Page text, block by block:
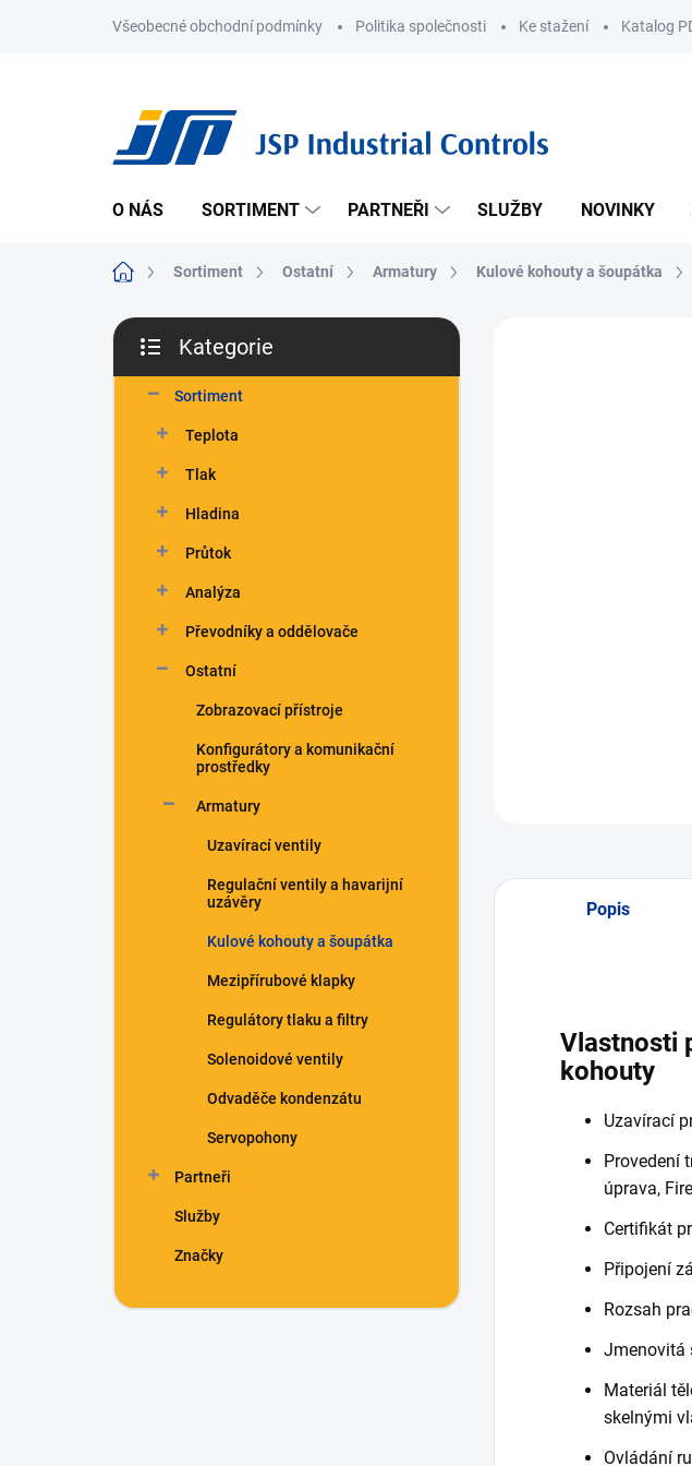
Všeobecné obchodní podmínky Politika společnosti Ke stažení Katalog
O NÁS SORTIMENT PARTNEŘI SLUŽBY NOVINKY
Domů Sortiment Ostatní Armatury Kulové kohouty a šoupátka
P
s
kategorie
Kategorie
Sortiment
Teplota
Tlak
Hladina
Průtok
Analýza
Převodníky a oddělovače
Ostatní
Zobrazovací přístroje
Konfigurátory a komunikační
prostředky
Armatury
Uzavírací ventily
Regulační ventily a havarijní
uzávěry
Kulové kohouty a šoupátka
Mezipřírubové klapky
Regulátory tlaku a filtry
Solenoidové ventily
Odvaděče kondenzátu
Servopohony
Partneři
Služby
Značky
Popis
Vlastnosti
kohouty
Uzavírací
Provedení
úprava,
Certifikát
Připojení
Rozsah
Jmenovitá
Materiál
skelnými
Ovládání